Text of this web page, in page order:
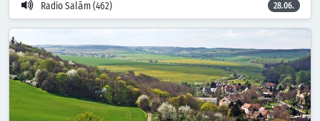
Radio Salām (462) 28.06.